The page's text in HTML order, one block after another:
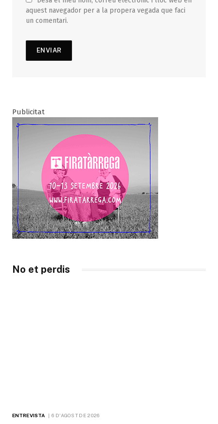
aquest navegador per a la propera vegada que faci
un comentari.
Publicitat
No et perdis
ENTREVISTA 6 D'AGOST DE 2026